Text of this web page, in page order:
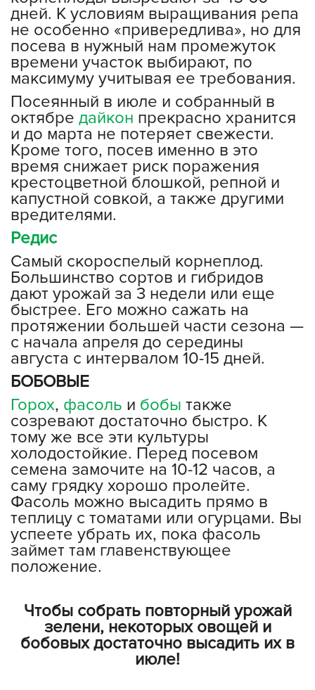
дней. К условиям выращивания репа
не особенно «привередлива», но для
посева в нужный нам промежуток
времени участок выбирают, по
максимуму учитывая ее требования.
Посеянный в июле и собранный в
октябре дайкон прекрасно хранится
и до марта не потеряет свежести.
Кроме того, посев именно в это
время снижает риск поражения
крестоцветной блошкой, репной и
капустной совкой, а также другими
вредителями.
Редис
Самый скороспелый корнеплод.
Большинство сортов и гибридов
дают урожай за 3 недели или еще
быстрее. Его можно сажать на
протяжении большей части сезона —
с начала апреля до середины
августа с интервалом 10-15 дней.
БОБОВЫЕ
Горох, фасоль и бобы также
созревают достаточно быстро. К
тому же все эти культуры
холодостойкие. Перед посевом
семена замочите на 10-12 часов, а
саму грядку хорошо пролейте.
Фасоль можно высадить прямо в
теплицу с томатами или огурцами. Вы
успеете убрать их, пока фасоль
займет там главенствующее
положение.
Чтобы собрать повторный урожай
зелени, некоторых овощей и
бобовых достаточно высадить их в
июле!